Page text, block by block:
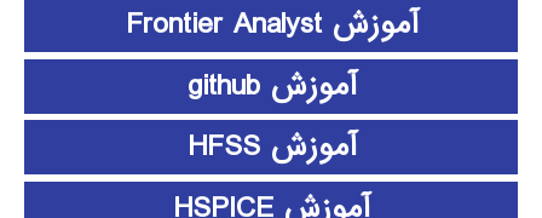
آموزش Frontier Analyst
آموزش github
آموزش HFSS
آموزش HSPICE